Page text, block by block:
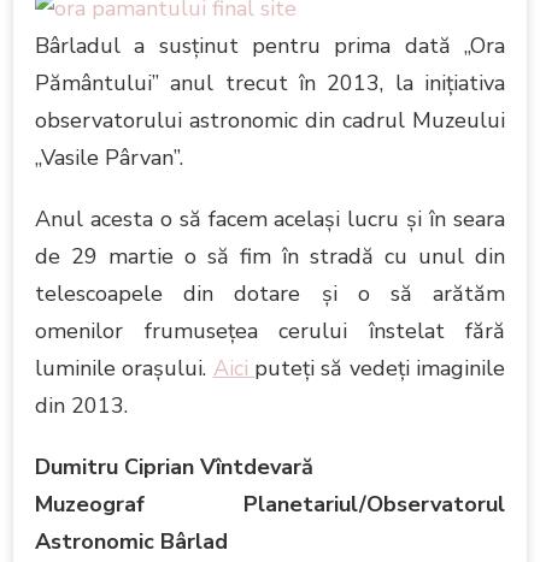
Bârladul a susţinut pentru prima dată „Ora
Pământului” anul trecut în 2013, la iniţiativa
observatorului astronomic din cadrul Muzeului
„Vasile Pârvan”.
Anul acesta o să facem acelaşi lucru şi în seara
de 29 martie o să fim în stradă cu unul din
telescoapele din dotare şi o să arătăm
omenilor frumuseţea cerului înstelat fără
luminile oraşului. Aici puteţi să vedeţi imaginile
din 2013.
Dumitru Ciprian Vîntdevară
Muzeograf Planetariul/Observatorul
Astronomic Bârlad